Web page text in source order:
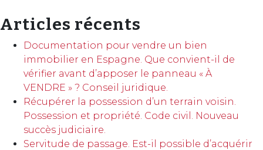
Articles récents
Documentation pour vendre un bien
immobilier en Espagne. Que convient-il de
vérifier avant d’apposer le panneau « À
VENDRE » ? Conseil juridique.
Récupérer la possession d’un terrain voisin.
Possession et propriété. Code civil. Nouveau
succès judiciaire.
Servitude de passage. Est-il possible d’acquérir